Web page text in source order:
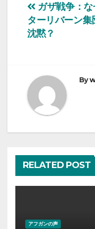
投
稿
ビ
ゲ
ー
シ
ョ
ン
ガザ戦争：な
ターリバーン集
沈黙？
By
RELATED POST
アフガンの声